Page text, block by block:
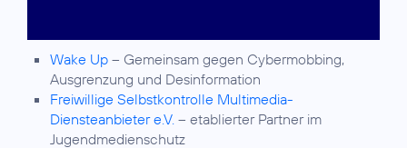
Wake Up – Gemeinsam gegen Cybermobbing,
Ausgrenzung und Desinformation
Freiwillige Selbstkontrolle Multimedia-
Diensteanbieter e.V. – etablierter Partner im
Jugendmedienschutz